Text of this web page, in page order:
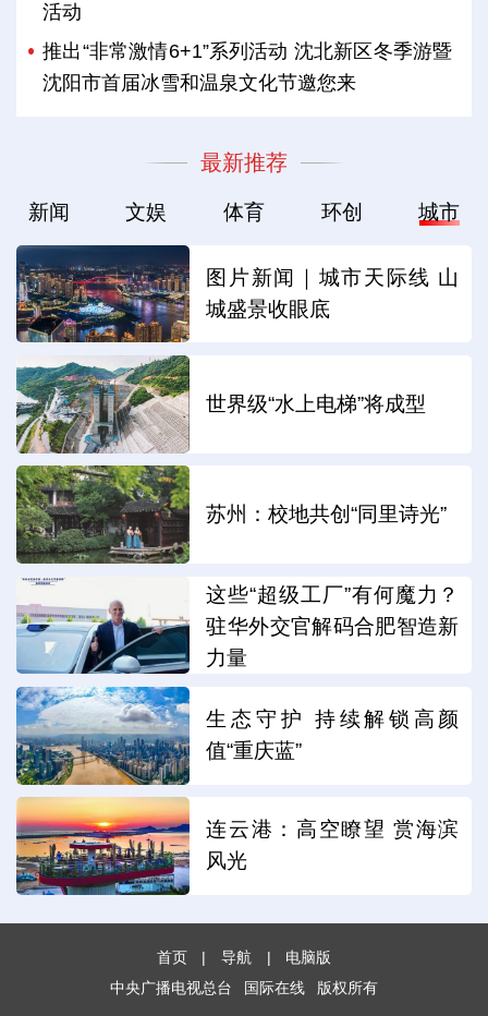
活动
推出“非常激情6+1”系列活动 沈北新区冬季游暨
沈阳市首届冰雪和温泉文化节邀您来
最新推荐
新闻 文娱 体育 环创 城市
图片新闻｜城市天际线 山
城盛景收眼底
世界级“水上电梯”将成型
苏州：校地共创“同里诗光”
这些“超级工厂”有何魔力？
驻华外交官解码合肥智造新
力量
生态守护 持续解锁高颜
值“重庆蓝”
连云港：高空瞭望 赏海滨
风光
首页 | 导航 |
电脑版
中央广播电视总台
国际在线 版权所有